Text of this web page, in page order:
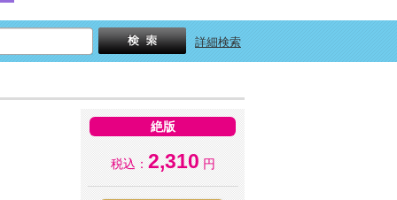
詳細検索
絶版
税込： 2,310 円